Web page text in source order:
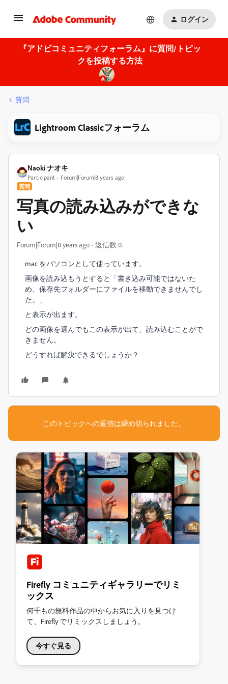
ログイン
『アドビコミュニティフォーラム』に質問/トピッ
クを投稿する方法
質問
Lightroom Classicフォーラム
Naoki ナオキ
Participant Forum|Forum|8 years ago
質問
写真の読み込みができな
い
Forum|Forum|8 years ago 返信数 0.
mac をパソコンとして使っています。
画像を読み込もうとすると「書き込み可能ではないた
め、保存先フォルダーにファイルを移動できませんでし
た。」
と表示が出ます。
どの画像を選んでもこの表示が出て、読み込むことがで
きません。
どうすれば解決できるでしょうか？
このトピックへの返信は締め切られました。
Firefly コミュニティギャラリーでリミ
ックス
何千もの無料作品の中からお気に入りを見つけ
て、Firefly でリミックスしましょう。
今すぐ見る